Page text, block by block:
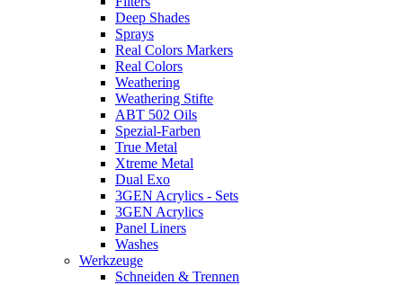
Deep Shades
Sprays
Real Colors Markers
Real Colors
Weathering
Weathering Stifte
ABT 502 Oils
Spezial-Farben
True Metal
Xtreme Metal
Dual Exo
3GEN Acrylics - Sets
3GEN Acrylics
Panel Liners
Washes
Werkzeuge
Schneiden & Trennen